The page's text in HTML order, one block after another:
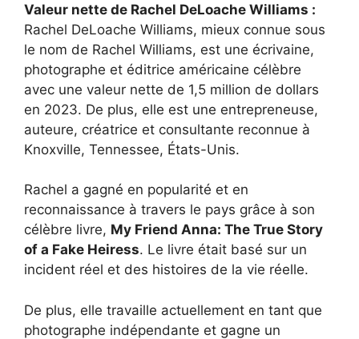
Valeur nette de Rachel DeLoache Williams :
Rachel DeLoache Williams, mieux connue sous
le nom de Rachel Williams, est une écrivaine,
photographe et éditrice américaine célèbre
avec une valeur nette de 1,5 million de dollars
en 2023. De plus, elle est une entrepreneuse,
auteure, créatrice et consultante reconnue à
Knoxville, Tennessee, États-Unis.
Rachel a gagné en popularité et en
reconnaissance à travers le pays grâce à son
célèbre livre, My Friend Anna: The True Story
of a Fake Heiress. Le livre était basé sur un
incident réel et des histoires de la vie réelle.
De plus, elle travaille actuellement en tant que
photographe indépendante et gagne un